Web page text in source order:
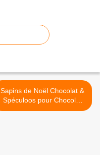
Sapins de Noël Chocolat &
Spéculoos pour Chocolat
Chaud >